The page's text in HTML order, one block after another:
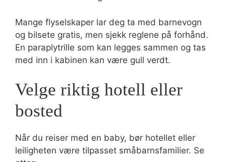
Mange flyselskaper lar deg ta med barnevogn
og bilsete gratis, men sjekk reglene på forhånd.
En paraplytrille som kan legges sammen og tas
med inn i kabinen kan være gull verdt.
Velge riktig hotell eller
bosted
Når du reiser med en baby, bør hotellet eller
leiligheten være tilpasset småbarnsfamilier. Se